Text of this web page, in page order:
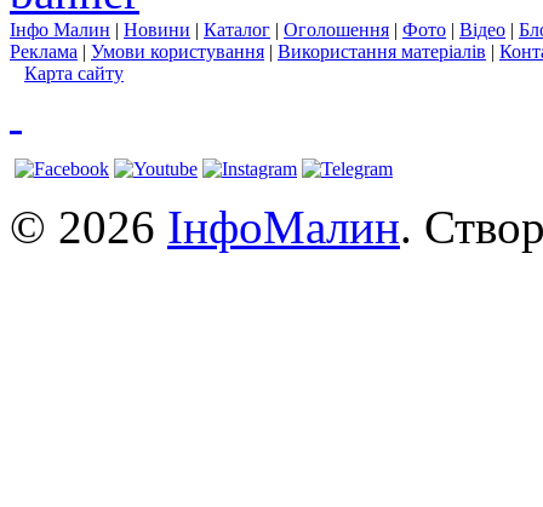
Інфо Малин | Новини | Каталог | Оголошення | Фото | Відео |
Реклама | Умови користування | Використання матеріалів |
Карта сайту
© 2026 ІнфоМалин.